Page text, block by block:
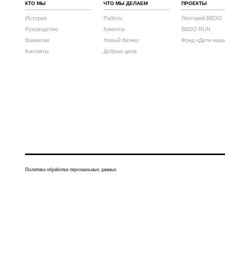
КТО МЫ
История
Руководство
Вакансии
Контакты
ЧТО МЫ ДЕЛАЕМ
Работы
Клиенты
Новый бизнес
Добрые дела
ПРОЕКТЫ
Лекторий BBDO
BBDO RUN
Фонд «Дети
Политика обработки персональных данных